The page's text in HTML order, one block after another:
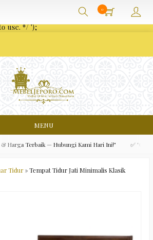
contain artifacts of previous malicious
the dangerous code has been removed, and
use. */');
0
MENU
Terbaik — Hubungi Kami Hari Ini!" ✅ "Gratis
Tidur»Tempat Tidur Jati Minimalis Klasik